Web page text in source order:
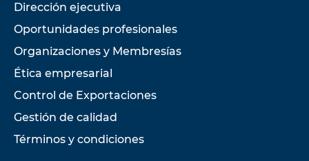
Dirección ejecutiva
Oportunidades profesionales
Organizaciones y Membresías
Ética empresarial
Control de Exportaciones
Gestión de calidad
Términos y condiciones